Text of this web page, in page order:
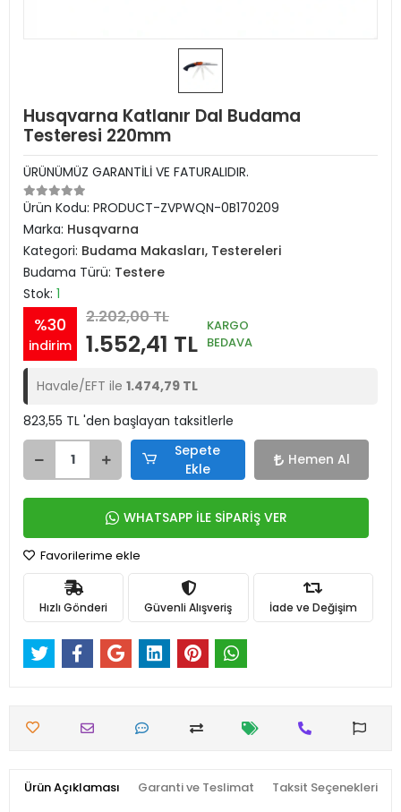
Husqvarna Katlanır Dal Budama
Testeresi 220mm
ÜRÜNÜMÜZ GARANTİLİ VE FATURALIDIR.
Ürün Kodu: PRODUCT-ZVPWQN-0B170209
Marka: Husqvarna
Kategori: Budama Makasları, Testereleri
Budama Türü: Testere
Stok: 1
%30
indirim
2.202,00 TL
1.552,41 TL
KARGO
BEDAVA
Havale/EFT ile 1.474,79 TL
823,55 TL 'den başlayan taksitlerle
Sepete
Ekle
Hemen Al
WHATSAPP İLE SİPARİŞ VER
Favorilerime ekle
Hızlı Gönderi Güvenli Alışveriş İade ve Değişim
Ürün Açıklaması Garanti ve Teslimat Taksit Seçenekleri